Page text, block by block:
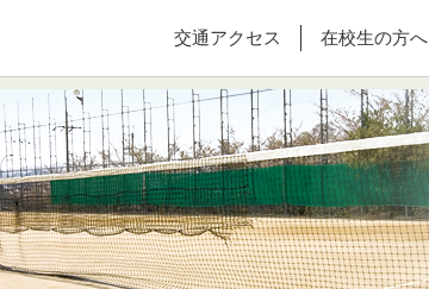
交通アクセス 在校生の方へ